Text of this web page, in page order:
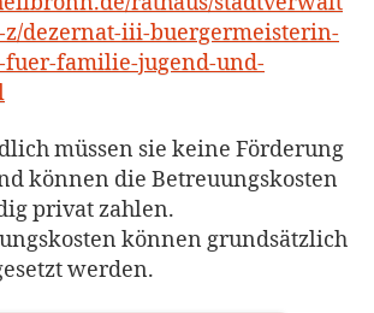
z/dezernat-iii-buergermeisterin-
fuer-familie-jugend-und-
müssen sie keine Förderung
können die Betreuungskosten
privat zahlen.
können grundsätzlich
werden.